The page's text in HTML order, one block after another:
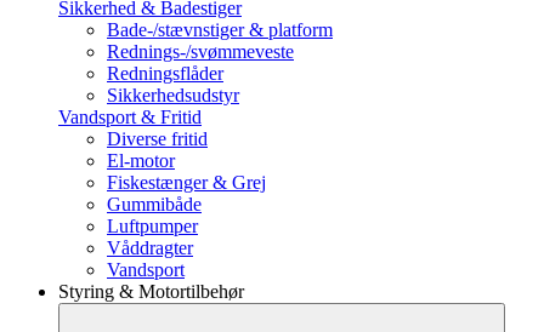
Sikkerhed & Badestiger
Bade-/stævnstiger & platform
Rednings-/svømmeveste
Redningsflåder
Sikkerhedsudstyr
Vandsport & Fritid
Diverse fritid
El-motor
Fiskestænger & Grej
Gummibåde
Luftpumper
Våddragter
Vandsport
Styring & Motortilbehør